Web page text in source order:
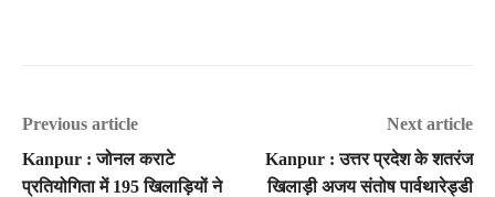
Previous article
Kanpur : जोनल कराटे
प्रतियोगिता में 195 खिलाड़ियों ने
Next article
Kanpur : उत्तर प्रदेश के शतरंज
खिलाड़ी अजय संतोष पार्वथारेड्डी